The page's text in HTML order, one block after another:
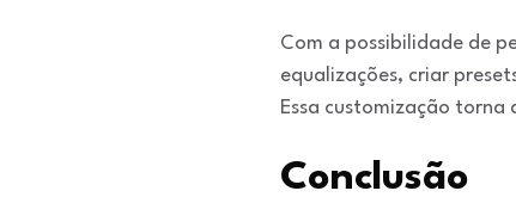
Com a possibilidade de
equalizações, criar
Essa customização
Conclusão